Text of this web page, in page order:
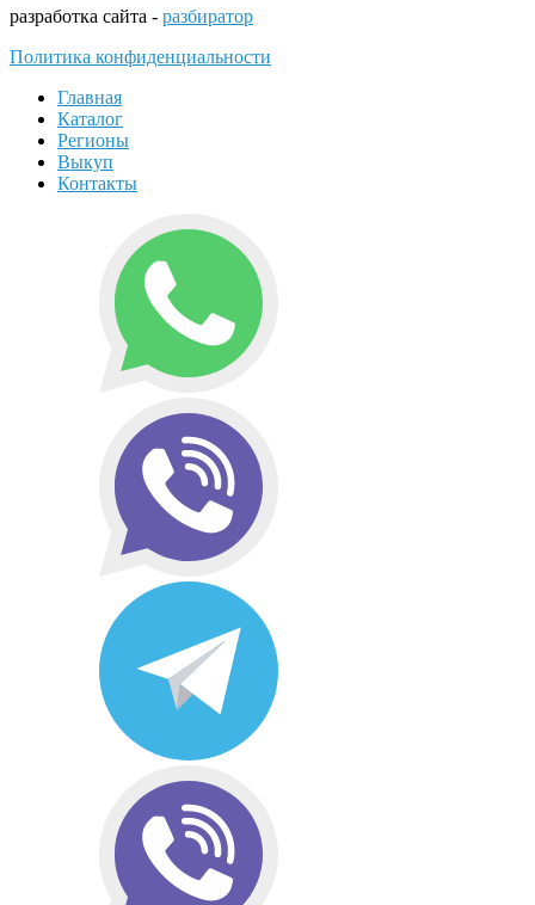
разработка сайта - разбиратор
Политика конфиденциальности
Главная
Каталог
Регионы
Выкуп
Контакты